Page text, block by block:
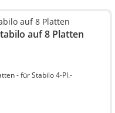
auf 8 Platten
- für Stabilo 4-Pl.-